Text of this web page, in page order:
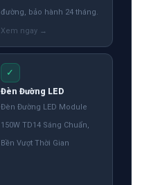
đường, bảo hành 24 tháng.
✓
Đèn Đường LED
Đèn Đường LED Module
150W TD14 Sáng Chuẩn,
Bền Vượt Thời Gian